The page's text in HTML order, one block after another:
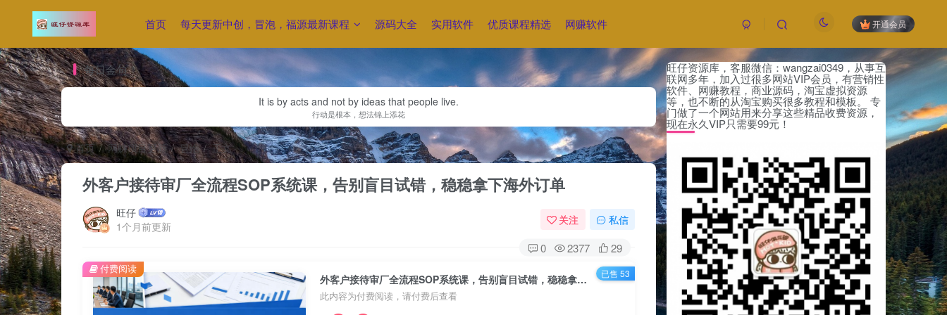
首页 每天更新中创，冒泡，福源最新课程 源码大全 实用软件 优质课程精选 网赚软件 开通会员
每日金句
It is by acts and not by ideas that people live.
行动是根本，想法锦上添花
首页 网赚项目更新 冒泡 正文
外客户接待审厂全流程SOP系统课，告别盲目试错，稳稳拿下海外订单
旺仔
1个月前更新
关注 私信
0 2377 29
外客户接待审厂全流程SOP系统课，告别盲目试错，稳稳拿下海外订单
此内容为付费阅读，请付费后查看
付费阅读 已售 53
付费阅读
￥9.9
免费 免费
立即购买
您当前未登录！建议登陆后购买，可保存购买订
单，未登录账号信息只保存15天
已售 53
旺仔资源库，客服微信：wangzai0349，从事互
联网多年，加入过很多网站VIP会员，有营销性
软件、网赚教程，商业源码，淘宝虚拟资源
等，也不断的从淘宝购买很多教程和模板。 专
门做了一个网站用来分享这些精品收费资源，
现在永久VIP只需要99元！